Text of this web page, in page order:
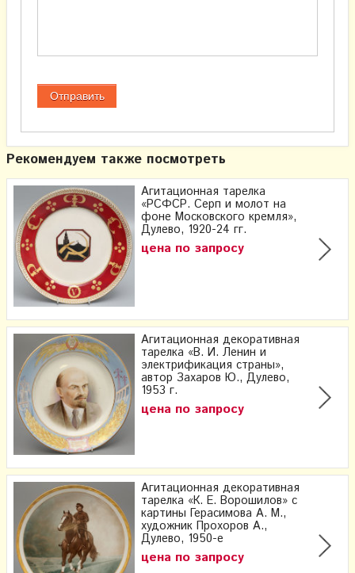
Рекомендуем также посмотреть
Агитационная тарелка
«РСФСР. Серп и молот на
фоне Московского кремля»,
Дулево, 1920-24 гг.
цена по запросу
Агитационная декоративная
тарелка «В. И. Ленин и
электрификация страны»,
автор Захаров Ю., Дулево,
1953 г.
цена по запросу
Агитационная декоративная
тарелка «К. Е. Ворошилов» с
картины Герасимова А. М.,
художник Прохоров А.,
Дулево, 1950-е
цена по запросу